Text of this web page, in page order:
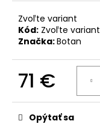
Zvoľte variant
Kód: Zvoľte variant
Značka:Botan
71 €
cena:
Opýtať sa